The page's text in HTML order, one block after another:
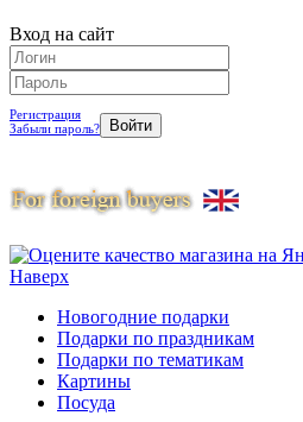
Вход на сайт
Регистрация
Забыли пароль?
Наверх
Новогодние подарки
Подарки по праздникам
Подарки по тематикам
Картины
Посуда